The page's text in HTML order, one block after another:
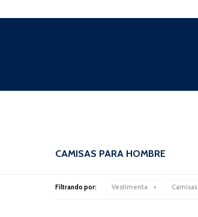
CAMISAS PARA HOMBRE
Filtrando por: Vestimenta Camisas